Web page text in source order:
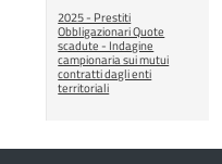
2025 - Prestiti
Obbligazionari Quote
scadute - Indagine
campionaria sui mutui
contratti dagli enti
territoriali